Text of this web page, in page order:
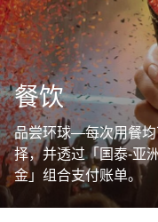
餐饮
品尝环球—每次用餐均
择，并透过「国泰-亚
金」组合支付账单。